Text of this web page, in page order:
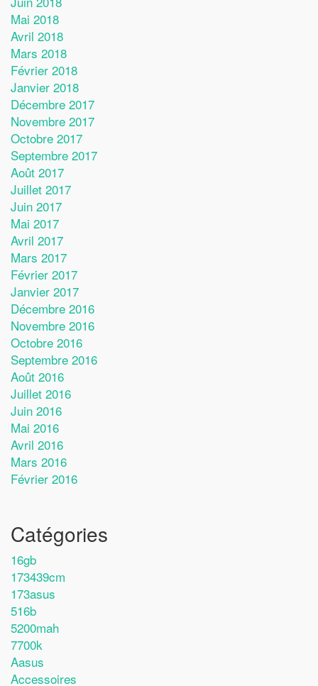
Mai 2018
Avril 2018
Mars 2018
Février 2018
Janvier 2018
Décembre 2017
Novembre 2017
Octobre 2017
Septembre 2017
Août 2017
Juillet 2017
Juin 2017
Mai 2017
Avril 2017
Mars 2017
Février 2017
Janvier 2017
Décembre 2016
Novembre 2016
Octobre 2016
Septembre 2016
Août 2016
Juillet 2016
Juin 2016
Mai 2016
Avril 2016
Mars 2016
Février 2016
Catégories
16gb
173439cm
173asus
516b
5200mah
7700k
Aasus
Accessoires